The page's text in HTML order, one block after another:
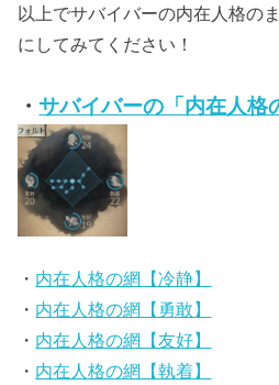
以上でサバイバーの内在人格の
にしてみてください！
・サバイバーの「内在人格
・ 内在人格の網【冷静】
・ 内在人格の網【勇敢】
・ 内在人格の網【友好】
・ 内在人格の網【執着】